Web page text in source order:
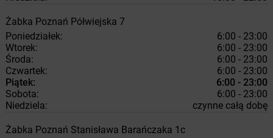
Żabka Poznań Półwiejska 7
Poniedziałek:
6:00 - 23:00
Wtorek:
6:00 - 23:00
Środa:
6:00 - 23:00
Czwartek:
6:00 - 23:00
Piątek:
6:00 - 23:00
Sobota:
6:00 - 23:00
Niedziela:
czynne całą dobę
Żabka Poznań Stanisława Barańczaka 1c